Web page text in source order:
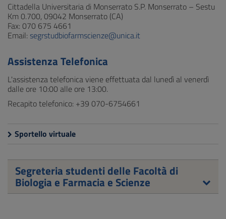
Cittadella Universitaria di Monserrato S.P. Monserrato – Sestu
Km 0.700, 09042 Monserrato (CA)
Fax: 070 675 4661
Email: segrstudbiofarmscienze@unica.it
Assistenza Telefonica
L'assistenza telefonica viene effettuata dal lunedì al venerdì
dalle ore 10:00 alle ore 13:00.
Recapito telefonico: +39 070-6754661
Sportello virtuale
Segreteria studenti delle Facoltà di
Biologia e Farmacia e Scienze